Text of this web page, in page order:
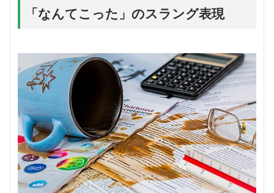
「なんてこった」のスラング表現